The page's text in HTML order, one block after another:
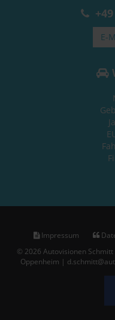
+49
E-
Impressum
© 2026 Autovisionen
Oppenheim |